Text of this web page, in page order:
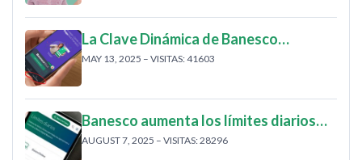
La Clave Dinámica de Banesco…
MAY 13, 2025 – VISITAS: 41603
Banesco aumenta los límites diarios…
AUGUST 7, 2025 – VISITAS: 28296